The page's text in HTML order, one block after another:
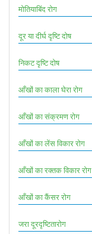
मोतियाबिंद रोग
दूर या दीर्घ दृष्टि दोष
निकट दृष्टि दोष
आँखों का काला घेरा रोग
आँखों का संक्रमण रोग
आँखों का लेंस विकार रोग
आँखों का रक्तक विकार रोग
आँखों का कैंसर रोग
जरा दूरदृष्टितारोग